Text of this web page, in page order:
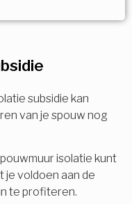
subsidie kan
van je spouw nog
isolatie kunt
je voldoen aan de
te profiteren.
nu direct uw
mail.